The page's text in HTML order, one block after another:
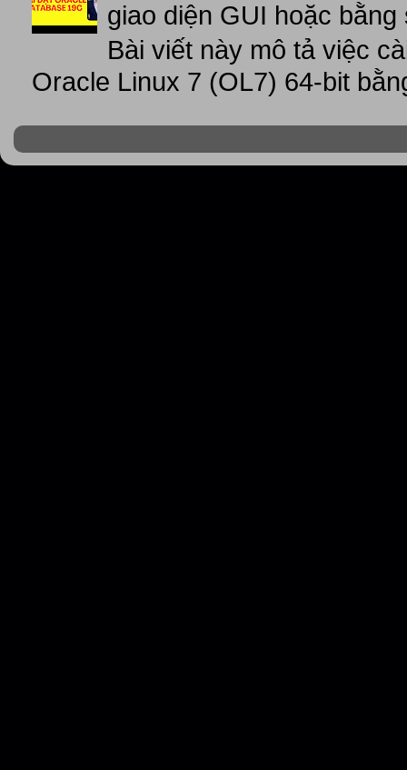
giao diện GUI hoặc bằng
Bài viết này mô tả việc
Oracle Linux 7 (OL7) 64-bit